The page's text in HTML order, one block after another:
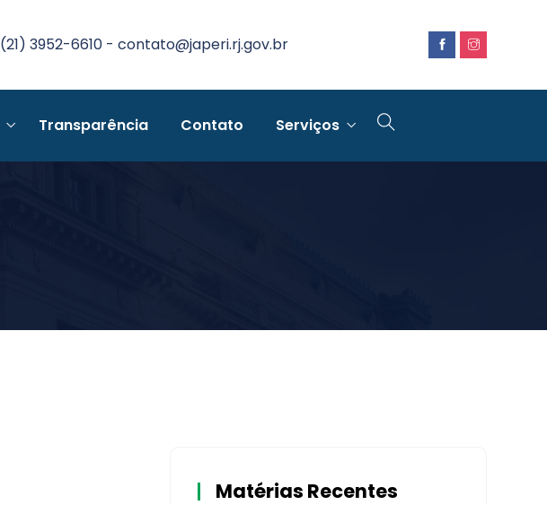
(21) 3952-6610 - contato@japeri.rj.gov.br
Transparência Contato Serviços
Matérias Recentes